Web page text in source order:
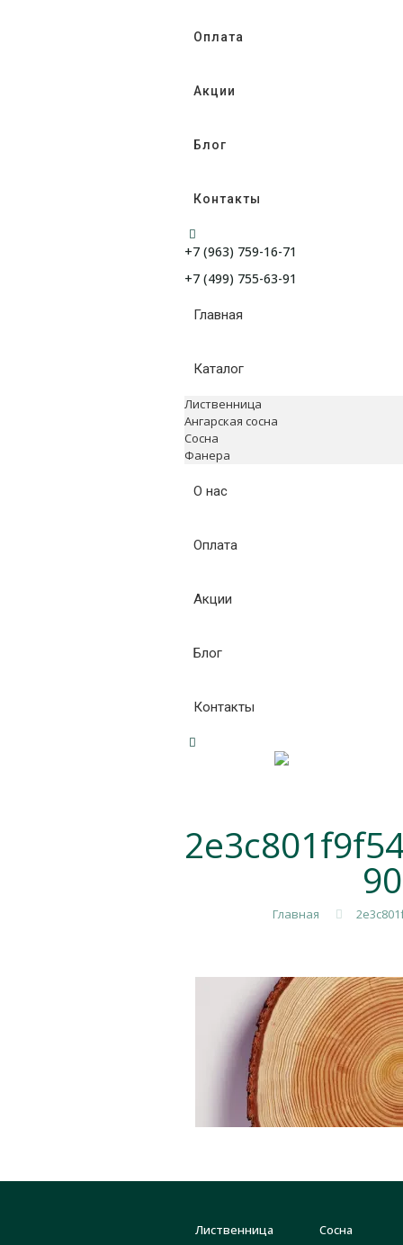
Оплата
Акции
Блог
Контакты
+7 (963) 759-16-71
+7 (499) 755-63-91
Главная
Каталог
Лиственница
Ангарская сосна
Сосна
Фанера
О нас
Оплата
Акции
Блог
Контакты
Главная
Лиственница Сосна